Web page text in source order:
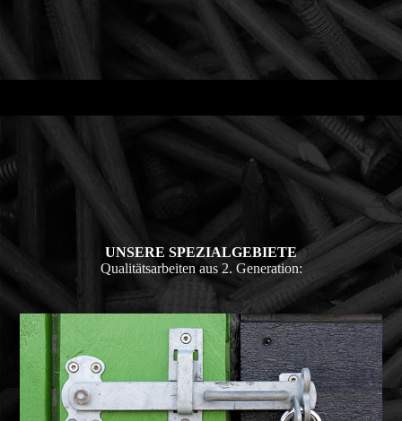
UNSERE SPEZIAL­GEBIETE
Qualitäts­arbeiten aus 2. Generation: